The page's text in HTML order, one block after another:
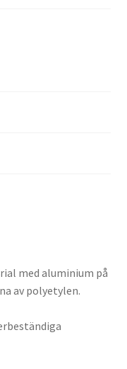
med aluminium på
av polyetylen.